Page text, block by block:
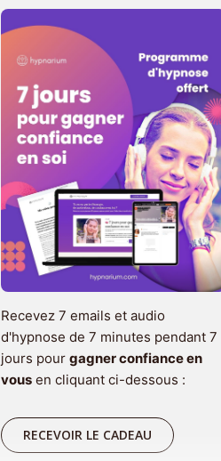
Recevez 7 emails et audio
d'hypnose de 7 minutes pendant 7
jours pour gagner confiance en
vous en cliquant ci-dessous :
RECEVOIR LE CADEAU